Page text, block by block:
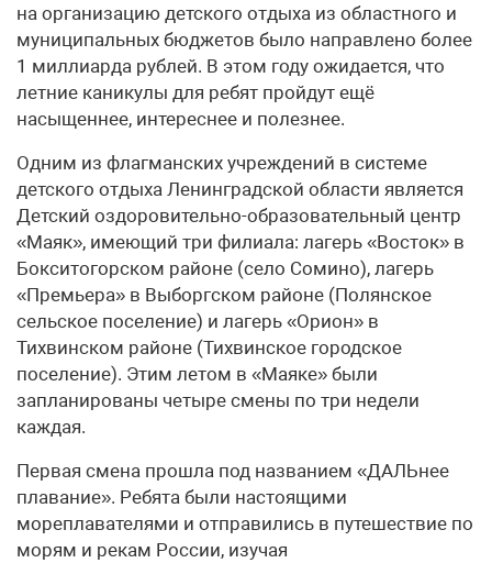
на организацию детского отдыха из областного и
муниципальных бюджетов было направлено более
1 миллиарда рублей. В этом году ожидается, что
летние каникулы для ребят пройдут ещё
насыщеннее, интереснее и полезнее.
Одним из флагманских учреждений в системе
детского отдыха Ленинградской области является
Детский оздоровительно-образовательный центр
«Маяк», имеющий три филиала: лагерь «Восток» в
Бокситогорском районе (село Сомино), лагерь
«Премьера» в Выборгском районе (Полянское
сельское поселение) и лагерь «Орион» в
Тихвинском районе (Тихвинское городское
поселение). Этим летом в «Маяке» были
запланированы четыре смены по три недели
каждая.
Первая смена прошла под названием «ДАЛЬнее
плавание». Ребята были настоящими
мореплавателями и отправились в путешествие по
морям и рекам России, изучая